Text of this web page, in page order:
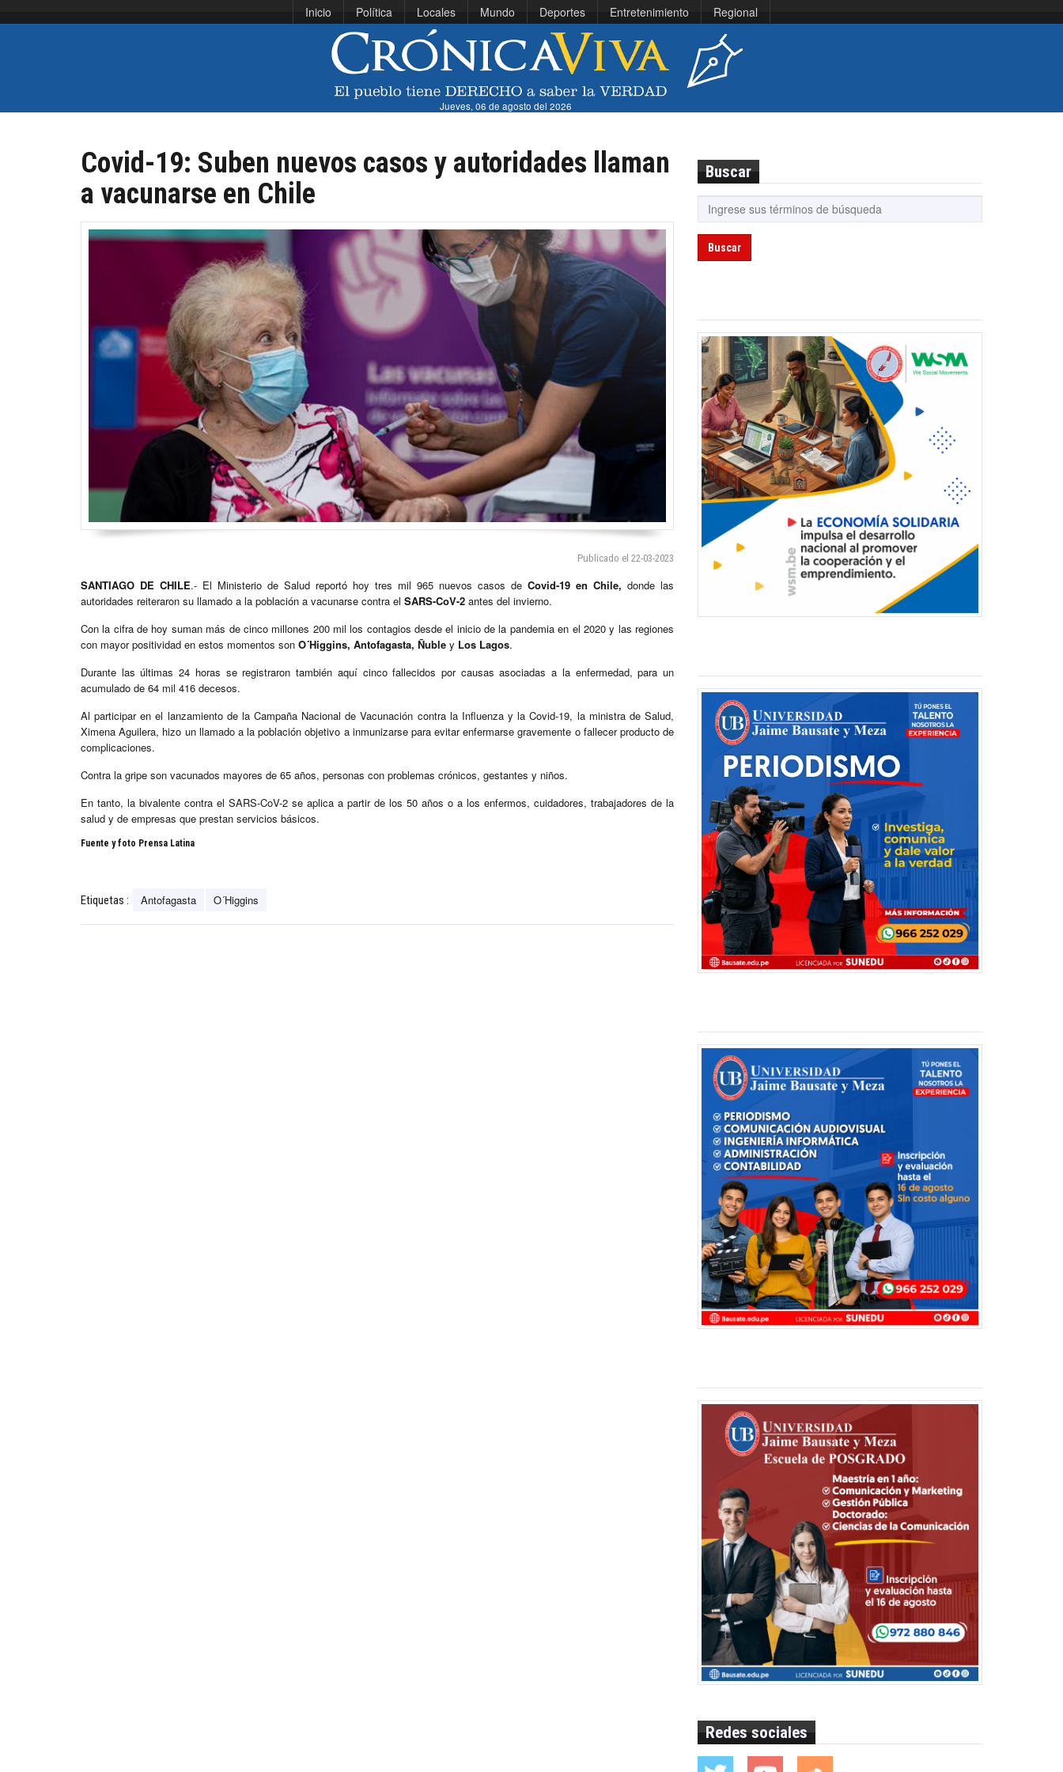
Inicio Política Locales Mundo Deportes Entretenimiento Regional
Jueves, 06 de agosto del 2026
Covid-19: Suben nuevos casos y autoridades llaman
a vacunarse en Chile
Publicado el 22-03-2023
SANTIAGO DE CHILE.- El Ministerio de Salud reportó hoy tres mil 965 nuevos casos de Covid-19 en Chile, donde las
autoridades reiteraron su llamado a la población a vacunarse contra el SARS-CoV-2 antes del invierno.
Con la cifra de hoy suman más de cinco millones 200 mil los contagios desde el inicio de la pandemia en el 2020 y las regiones
con mayor positividad en estos momentos son O´Higgins, Antofagasta, Ñuble y Los Lagos.
Durante las últimas 24 horas se registraron también aquí cinco fallecidos por causas asociadas a la enfermedad, para un
acumulado de 64 mil 416 decesos.
Al participar en el lanzamiento de la Campaña Nacional de Vacunación contra la Influenza y la Covid-19, la ministra de Salud,
Ximena Aguilera, hizo un llamado a la población objetivo a inmunizarse para evitar enfermarse gravemente o fallecer producto de
complicaciones.
Contra la gripe son vacunados mayores de 65 años, personas con problemas crónicos, gestantes y niños.
En tanto, la bivalente contra el SARS-CoV-2 se aplica a partir de los 50 años o a los enfermos, cuidadores, trabajadores de la
salud y de empresas que prestan servicios básicos.
Fuente y foto Prensa Latina
Etiquetas : Antofagasta O´Higgins
Buscar
Buscar
Redes sociales